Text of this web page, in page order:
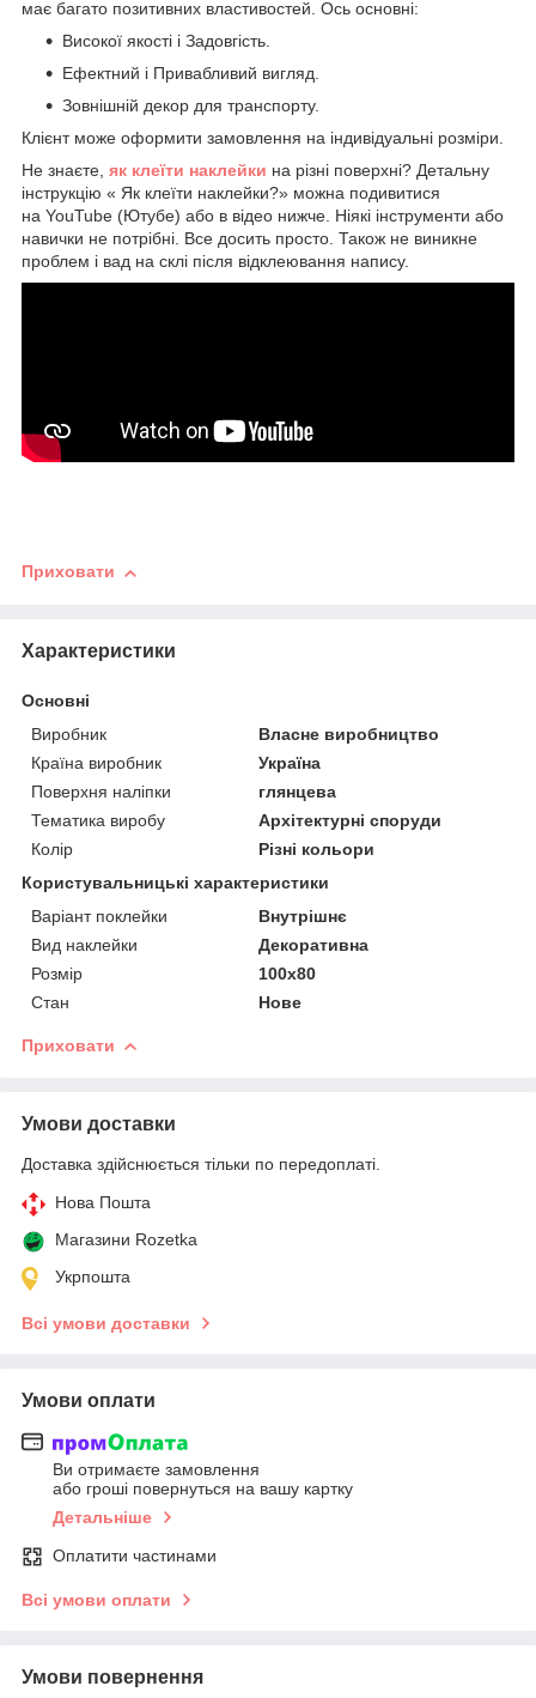
має багато позитивних властивостей. Ось основні:
Високої якості і Задовгість.
Ефектний і Привабливий вигляд.
Зовнішній декор для транспорту.
Клієнт може оформити замовлення на індивідуальні розміри.
Не знаєте, як клеїти наклейки на різні поверхні? Детальну
інструкцію « Як клеїти наклейки?» можна подивитися
на YouTube (Ютубе) або в відео нижче. Ніякі інструменти або
навички не потрібні. Все досить просто. Також не виникне
проблем і вад на склі після відклеювання напису.
Приховати
Характеристики
Основні
Виробник
Власне виробництво
Країна виробник
Україна
Поверхня наліпки
глянцева
Тематика виробу
Архітектурні споруди
Колір
Різні кольори
Користувальницькі характеристики
Варіант поклейки
Внутрішнє
Вид наклейки
Декоративна
Розмір
100х80
Стан
Нове
Приховати
Умови доставки
Доставка здійснюється тільки по передоплаті.
Нова Пошта
Магазини Rozetka
Укрпошта
Всі умови доставки
Умови оплати
Ви отримаєте замовлення
або гроші повернуться на вашу картку
Детальніше
Оплатити частинами
Всі умови оплати
Умови повернення